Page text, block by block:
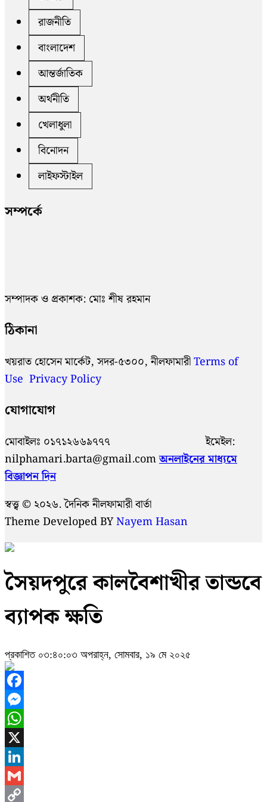
রাজনীতি
বাংলাদেশ
আন্তর্জাতিক
অর্থনীতি
খেলাধুলা
বিনোদন
লাইফস্টাইল
সম্পর্কে
সম্পাদক ও প্রকাশক: মোঃ শীষ রহমান
ঠিকানা
খয়রাত হোসেন মার্কেট, সদর-৫৩০০, নীলফামারীTerms of
Use Privacy Policy
যোগাযোগ
মোবাইলঃ ০১৭১২৬৬৯৭৭৭ ইমেইল:
nilphamari.barta@gmail.comঅনলাইনের মাধ্যমে
বিজ্ঞাপন দিন
স্বত্ত্ব © ২০২৬. দৈনিক নীলফামারী বার্তা
Theme Developed BYNayem Hasan
সৈয়দপুরে কালবৈশাখীর তান্ডবে
ব্যাপক ক্ষতি
প্রকাশিত ০৩:৪০:০৩ অপরাহ্ন, সোমবার, ১৯ মে ২০২৫
Facebook
Messenger
WhatsApp
X
LinkedIn
Gmail